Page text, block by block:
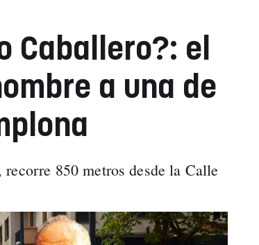
Caballero?: el
a una de
850 metros desde la Calle